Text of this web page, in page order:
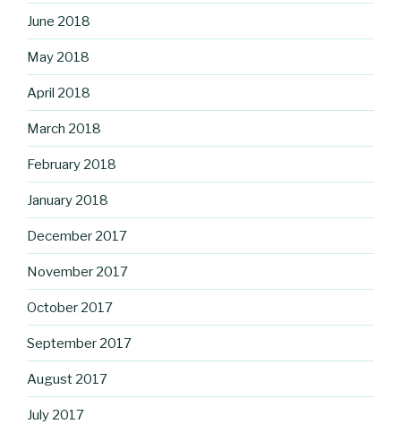
June 2018
May 2018
April 2018
March 2018
February 2018
January 2018
December 2017
November 2017
October 2017
September 2017
August 2017
July 2017